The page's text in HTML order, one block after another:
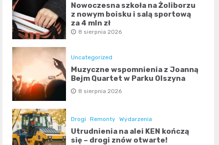
Nowoczesna szkoła na Żoliborzu
z nowym boisku i salą sportową
za 4 mln zł
8 sierpnia 2026
Uncategorized
Muzyczne wspomnienia z Joanną
Bejm Quartet w Parku Olszyna
8 sierpnia 2026
Drogi Remonty Wydarzenia
Utrudnienia na alei KEN kończą
się – drogi znów otwarte!